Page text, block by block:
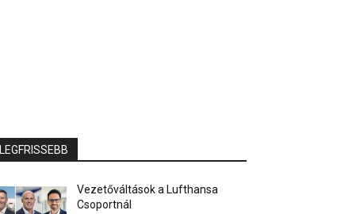
LEGFRISSEBB
Vezetőváltások a Lufthansa
Csoportnál